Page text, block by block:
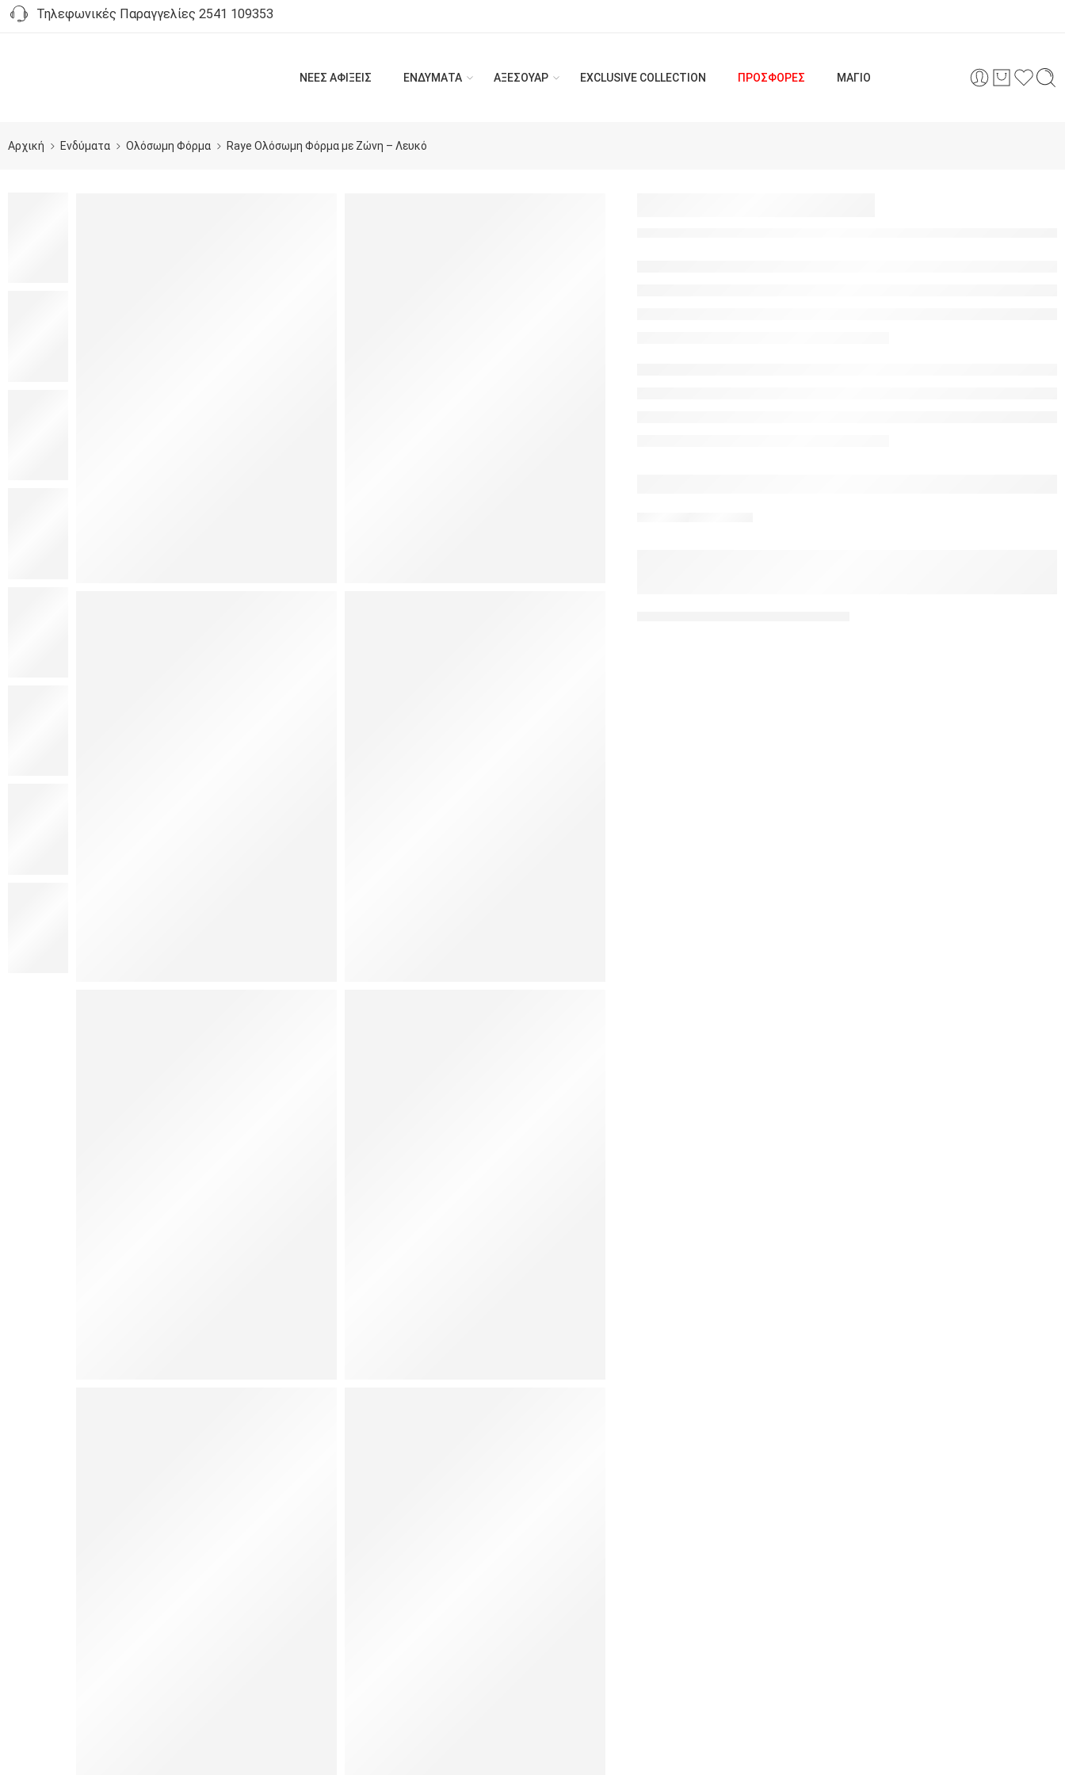
Τηλεφωνικές Παραγγελίες 2541 109353
ΝΕΕΣ ΑΦΙΞΕΙΣ ΕΝΔΥΜΑΤΑ ΑΞΕΣΟΥΑΡ EXCLUSIVE COLLECTION ΠΡΟΣΦΟΡΕΣ ΜΑΓΙΟ
Αρχική Ενδύματα Ολόσωμη Φόρμα Raye Ολόσωμη Φόρμα με Ζώνη – Λευκό